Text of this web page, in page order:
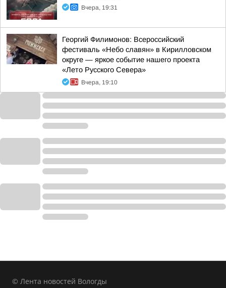
Вчера, 19:31
Георгий Филимонов: Всероссийский
фестиваль «Небо славян» в Кирилловском
округе — яркое событие нашего проекта
«Лето Русского Севера»
Вчера, 19:10
© Лента новостей Вологды